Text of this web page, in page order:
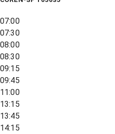
07:00
07:30
08:00
08:30
09:15
09:45
11:00
13:15
13:45
14:15